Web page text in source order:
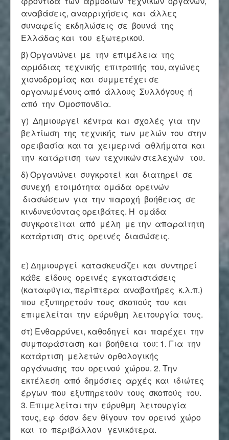
αναβάσεις, αναρριχήσεις και άλλες
συναφείς εκδηλώσεις σε βουνά της
Ελλάδας και του εξωτερικού.
β) Οργανώνει με την επιμέλεια της
αρμόδιας τεχνικής επιτροπής του, αγώνες
χιονοδρομίας και συμμετέχει σε
οργανωμένους από άλλους Συλλόγους ή
από την Ομοσπονδία.
γ) Δημιουργεί κέντρα και σχολές για την
βελτίωση της τεχνικής των μελών του στην
ορειβασία και τα χειμερινά αθλήματα και
την κατάρτιση των τεχνικών στελεχών του.
δ) Οργανώνει συγκροτεί και διατηρεί σε
συνεχή ετοιμότητα ομάδα ορεινών
διασώσεων για την παροχή βοήθειας σε
κινδυνεύοντας ορειβάτες. Η ομάδα
συγκροτείται από μέλη με την απαραίτητη
κατάρτιση στις ορεινές διασώσεις.
ε) Δημιουργεί κατασκευάζει και συντηρεί
κάθε είδους ορεινές εγκαταστάσεις
(καταφύγια, περίπτερα αναβατήρες κ.λ.π.)
που εξυπηρετούν τους σκοπούς του και
επιμελείται την εύρυθμη λειτουργία τους.
στ) Ενθαρρύνει, καθοδηγεί και παρέχει την
συμπαράσταση και βοήθεια του: 1. Για την
κατάρτιση μελετών ορθολογικής
οργάνωσης του ορεινού χώρου. 2. Την
εκτέλεση από δημόσιες αρχές και ιδιώτες
έργων που εξυπηρετούν τους σκοπούς του.
3. Επιμελείται την εύρυθμη λειτουργία
τους, εφ όσον δεν θίγουν τον ορεινό χώρο
και το περιβάλλον γενικότερα.